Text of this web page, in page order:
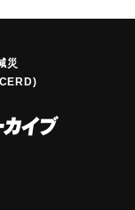
災